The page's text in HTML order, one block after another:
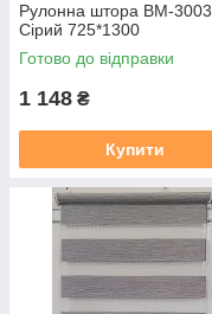
Рулонна штора ВМ-3003
Сірий 725*1300
Готово до відправки
1 148 ₴
Купити